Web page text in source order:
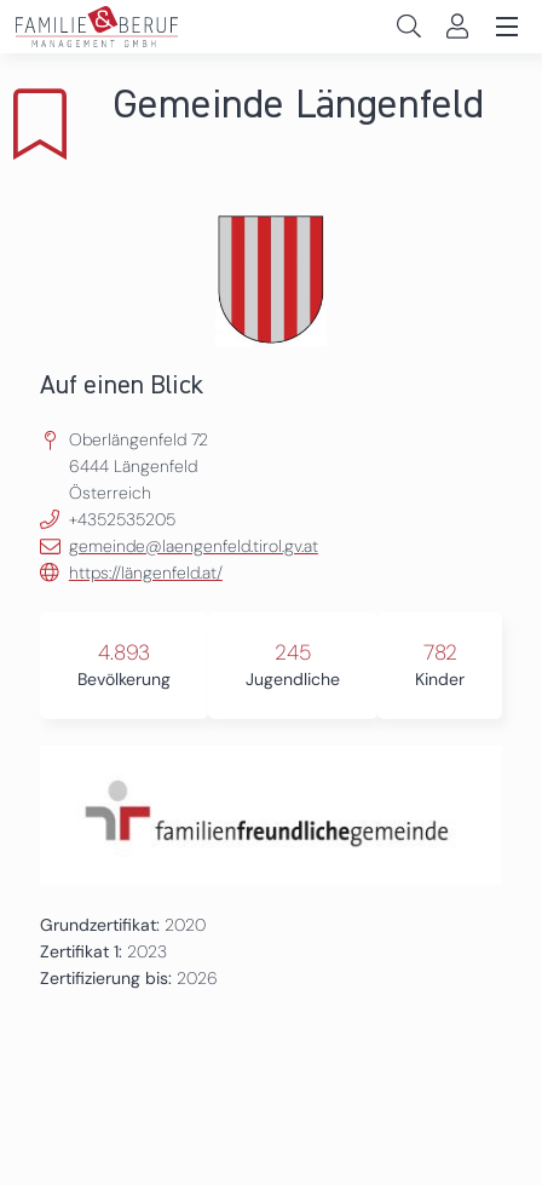
Direkt zum Inhalt
Gemeinden
Gemeinde Längenfeld
Auf einen Blick
Oberlängenfeld 72
6444 Längenfeld
Österreich
+4352535205
gemeinde@laengenfeld.tirol.gv.at
https://längenfeld.at/
4.893
Bevölkerung
245
Jugendliche
782
Kinder
Grundzertifikat: 2020
Zertifikat 1: 2023
Zertifizierung bis: 2026